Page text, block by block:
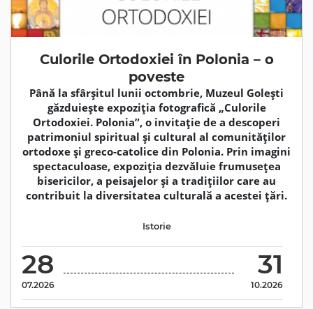
Culorile Ortodoxiei în Polonia – o
poveste
Până la sfârșitul lunii octombrie, Muzeul Golești
găzduiește expoziția fotografică „Culorile
Ortodoxiei. Polonia”, o invitație de a descoperi
patrimoniul spiritual și cultural al comunităților
ortodoxe și greco-catolice din Polonia. Prin imagini
spectaculoase, expoziția dezvăluie frumusețea
bisericilor, a peisajelor și a tradițiilor care au
contribuit la diversitatea culturală a acestei țări.
28
07.2026
31
10.2026
Istorie